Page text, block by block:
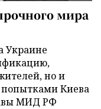
мира
Украине
но и
попытками Киева
МИД РФ